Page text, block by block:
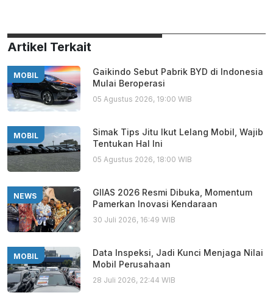
Artikel Terkait
MOBIL
Gaikindo Sebut Pabrik BYD di Indonesia
Mulai Beroperasi
05 Agustus 2026, 19:00 WIB
MOBIL
Simak Tips Jitu Ikut Lelang Mobil, Wajib
Tentukan Hal Ini
05 Agustus 2026, 18:00 WIB
NEWS
GIIAS 2026 Resmi Dibuka, Momentum
Pamerkan Inovasi Kendaraan
30 Juli 2026, 16:49 WIB
MOBIL
Data Inspeksi, Jadi Kunci Menjaga Nilai
Mobil Perusahaan
28 Juli 2026, 22:44 WIB